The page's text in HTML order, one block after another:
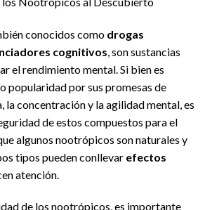
conocidos como drogas
cognitivos , son sustancias
el rendimiento mental. Si bien es
popularidad por sus promesas de
la concentración y la agilidad mental, es
de estos compuestos para el
algunos nootrópicos son naturales y
tipos pueden conllevar efectos
atención.
de los nootrópicos, es importante